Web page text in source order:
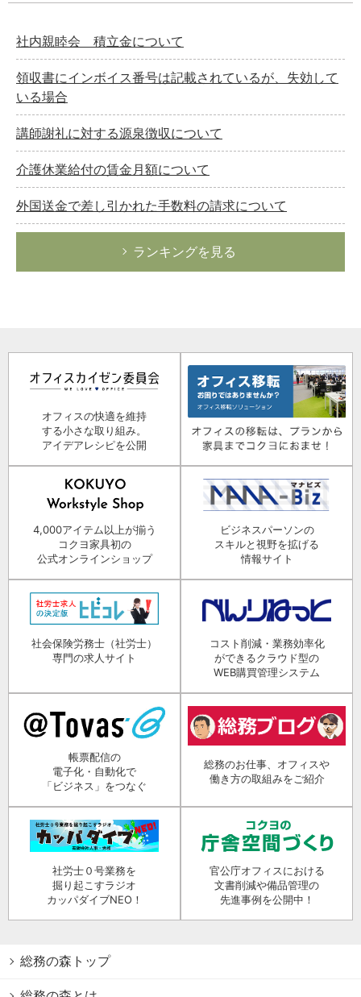
社内親睦会 積立金について
領収書にインボイス番号は記載されているが、失効して
いる場合
講師謝礼に対する源泉徴収について
介護休業給付の賃金月額について
外国送金で差し引かれた手数料の請求について
ランキングを見る
オフィスの快適を維持
する小さな取り組み。
アイデアレシピを公開
4,000アイテム以上が揃う
コクヨ家具初の
公式オンラインショップ
ビジネスパーソンの
スキルと視野を拡げる
情報サイト
社会保険労務士（社労士）
専門の求人サイト
コスト削減・業務効率化
ができるクラウド型の
WEB購買管理システム
帳票配信の
電子化・自動化で
「ビジネス」をつなぐ
総務のお仕事、オフィスや
働き方の取組みをご紹介
社労士０号業務を
掘り起こすラジオ
カッパダイブNEO！
官公庁オフィスにおける
文書削減や備品管理の
先進事例を公開中！
総務の森トップ